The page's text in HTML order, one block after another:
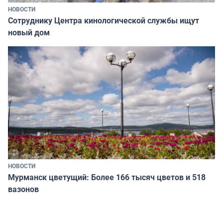
НОВОСТИ
Сотруднику Центра кинологической службы ищут
новый дом
НОВОСТИ
Мурманск цветущий: Более 166 тысяч цветов и 518
вазонов